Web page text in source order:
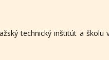
technický inštitút a školu